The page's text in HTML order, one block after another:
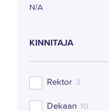
N/A
KINNITAJA
Rektor 3
Dekaan 10